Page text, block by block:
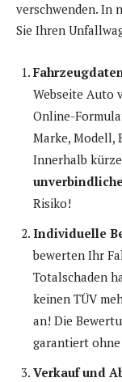
verschwenden. In
Sie Ihren
Webseite Auto
Online-
Marke, Modell,
Innerhalb
Risiko!
Individuelle
bewerten Ihr
Totalschaden
keinen TÜV
an! Die
garantiert
Verkauf und